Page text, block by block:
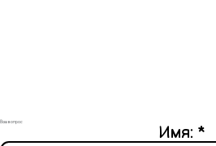
Ваш вопрос
Имя: *